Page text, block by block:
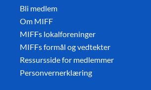
Bli medlem
Om MIFF
MIFFs lokalforeninger
MIFFs formål og vedtekter
Ressursside for medlemmer
Personvernerklæring